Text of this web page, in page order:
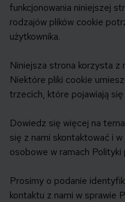
funkcjonowania niniejszej
rodzajów plików cookie
użytkownika.
Niniejsza strona korzysta z
Niektóre pliki cookie
trzecich, które pojawiają
Dowiedz się więcej na
się z nami skontaktować i
osobowe w ramach Polityki
Prosimy o podanie
kontaktu z nami w sprawie